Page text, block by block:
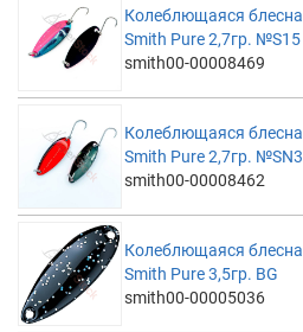
Колеблющаяся блесна
Smith Pure 2,7гр. №S15
smith00-00008469
Колеблющаяся блесна
Smith Pure 2,7гр. №SN3
smith00-00008462
Колеблющаяся блесна
Smith Pure 3,5гр. BG
smith00-00005036